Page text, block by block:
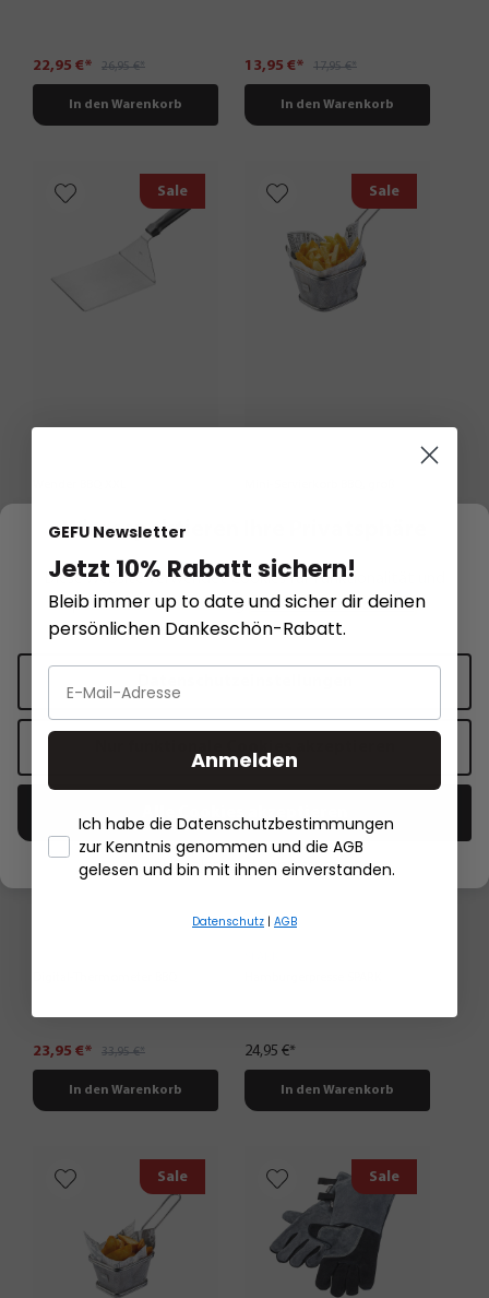
22,95 €* 26,95 €*
In den Warenkorb
13,95 €* 17,95 €*
In den Warenkorb
Sale
16,95 €* 21,95 €*
In den Warenkorb
Sale
13,95 €* 17,95 €*
In den Warenkorb
23,95 €* 33,95 €*
In den Warenkorb
24,95 €*
In den Warenkorb
Sale Sale
Wir respektieren Ihre Privatsphäre
Diese Website verwendet Cookies für Funktionalität und
personalisierte Werbung.Mehr Informationen.
- Händlerbund Impressum
GEFU Newsletter
Jetzt 10% Rabatt sichern!
Bleib immer up to date und sicher dir deinen
persönlichen Dankeschön-Rabatt.
Anmelden
Ich habe die Datenschutzbestimmungen
zur Kenntnis genommen und die AGB
gelesen und bin mit ihnen einverstanden.
Datenschutz | AGB